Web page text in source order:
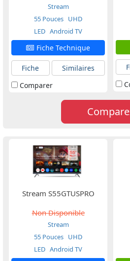
Stream
55 Pouces UHD
LED Android TV
Fiche Technique
Fiche
Similaires
Comparer
Stream S55GTUSPRO
Non Disponible
Stream
55 Pouces UHD
LED Android TV